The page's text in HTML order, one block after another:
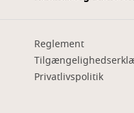
Reglement
Privatlivspolitik